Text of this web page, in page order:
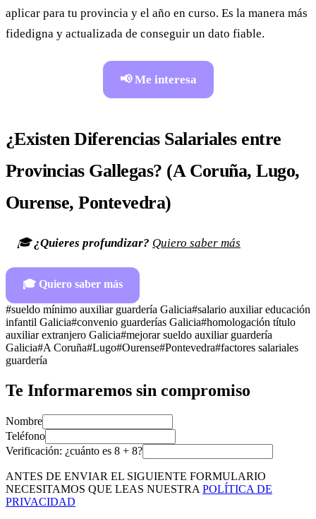
aplicar para tu provincia y el año en curso. Es la manera más
fidedigna y actualizada de conseguir un dato fiable.
📢 Me interesa
¿Existen Diferencias Salariales entre
Provincias Gallegas? (A Coruña, Lugo,
Ourense, Pontevedra)
🎓¿Quieres profundizar? Quiero saber más
🎓 Quiero saber más
#sueldo mínimo auxiliar guardería Galicia#salario auxiliar educación
infantil Galicia#convenio guarderías Galicia#homologación título
auxiliar extranjero Galicia#mejorar sueldo auxiliar guardería
Galicia#A Coruña#Lugo#Ourense#Pontevedra#factores salariales
guardería
Te Informaremos sin compromiso
Nombre
Teléfono
Verificación: ¿cuánto es 8 + 8?
ANTES DE ENVIAR EL SIGUIENTE FORMULARIO
NECESITAMOS QUE LEAS NUESTRA POLÍTICA DE
PRIVACIDAD